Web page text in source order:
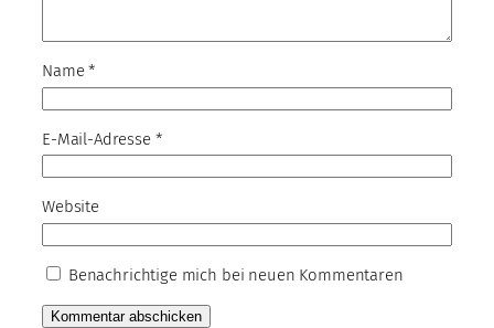
Name*
E-Mail-Adresse *
Website
Benachrichtige mich bei neuen Kommentaren